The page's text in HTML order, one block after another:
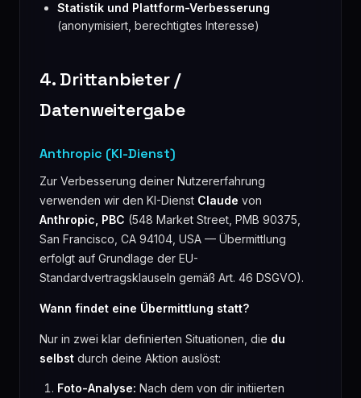
Statistik und Plattform-Verbesserung
(anonymisiert, berechtigtes Interesse)
4. Drittanbieter /
Datenweitergabe
Anthropic (KI-Dienst)
Zur Verbesserung deiner Nutzererfahrung
verwenden wir den KI-Dienst Claude von
Anthropic, PBC (548 Market Street, PMB 90375,
San Francisco, CA 94104, USA — Übermittlung
erfolgt auf Grundlage der EU-
Standardvertragsklauseln gemäß Art. 46 DSGVO).
Wann findet eine Übermittlung statt?
Nur in zwei klar definierten Situationen, die du
selbst durch deine Aktion auslöst:
Foto-Analyse: Nach dem von dir initiierten